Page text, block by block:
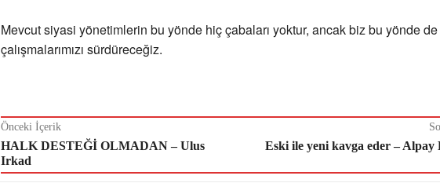
Mevcut siyasi yönetimlerin bu yönde hiç çabaları yoktur, ancak biz bu yönde de
çalışmalarımızı sürdüreceğiz.
Önceki İçerik
HALK DESTEĞİ OLMADAN – Ulus
Irkad
Eski ile yeni kavga eder –